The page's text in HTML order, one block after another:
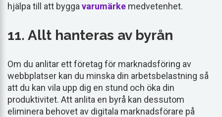
hjälpa till att bygga varumärke medvetenhet.
11. Allt hanteras av byrån
Om du anlitar ett företag för marknadsföring av
webbplatser kan du minska din arbetsbelastning så
att du kan vila upp dig en stund och öka din
produktivitet. Att anlita en byrå kan dessutom
eliminera behovet av digitala marknadsförare på